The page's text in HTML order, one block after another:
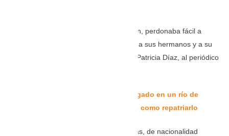
“Ella era una mujer con un gran corazón, perdonaba fácil a
quienes la ofendían y trataba muy bien a sus hermanos y a su
familia”, le comentó su mamá, Claudia Patricia Díaz, al periódico
Paisa murió ahogado en un río de
Estados Unidos y su familia no tiene como repatriarlo
Mientras el hombre que falleció con ellas, de nacionalidad